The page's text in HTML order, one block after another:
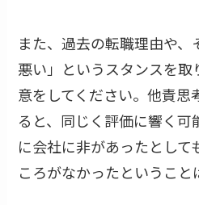
また、過去の転職理由や
悪い」というスタンスを
意をしてください。他責思
ると、同じく評価に響く可
に会社に非があったとして
ころがなかったということ